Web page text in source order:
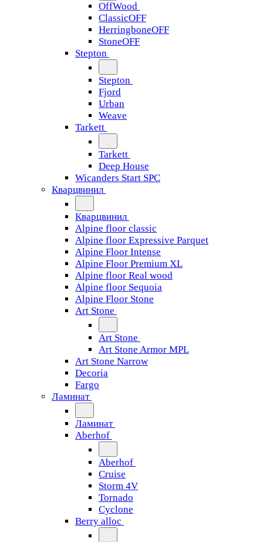
OffWood
ClassicOFF
HerringboneOFF
StoneOFF
Stepton
Stepton
Fjord
Urban
Weave
Tarkett
Tarkett
Deep House
Wicanders Start SPC
Кварцвинил
Кварцвинил
Alpine floor classic
Alpine floor Expressive Parquet
Alpine Floor Intense
Alpine Floor Premium XL
Alpine floor Real wood
Alpine floor Sequoia
Alpine Floor Stone
Art Stone
Art Stone
Art Stone Armor MPL
Art Stone Narrow
Decoria
Fargo
Ламинат
Ламинат
Aberhof
Aberhof
Cruise
Storm 4V
Tornado
Сyclone
Berry alloc